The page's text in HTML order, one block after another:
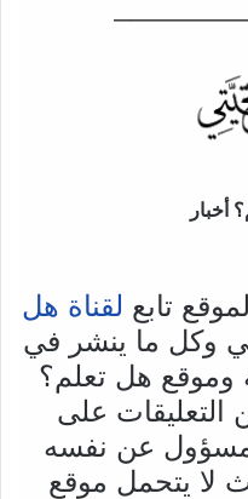
أخبار
تابع لقناة هل
وكل ما ينشر في
وموقع هل تعلم؟
التعليقات على
عن نفسه
لا يتحمل موقع